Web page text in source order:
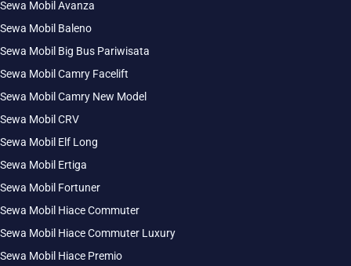
Sewa Mobil Avanza
Sewa Mobil Baleno
Sewa Mobil Big Bus Pariwisata
Sewa Mobil Camry Facelift
Sewa Mobil Camry New Model
Sewa Mobil CRV
Sewa Mobil Elf Long
Sewa Mobil Ertiga
Sewa Mobil Fortuner
Sewa Mobil Hiace Commuter
Sewa Mobil Hiace Commuter Luxury
Sewa Mobil Hiace Premio